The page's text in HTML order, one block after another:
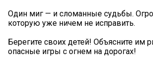
Один миг — и сломанные судьбы.
которую уже ничем не исправить.
Берегите своих детей! Объясните им
опасные игры с огнем на дорогах!